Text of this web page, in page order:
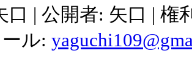
口 | 公開者: 矢口 |
ル: